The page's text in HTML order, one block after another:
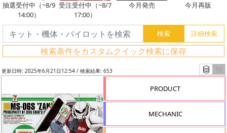
抽選受付中（~8/9
14:00）
受注受付中（~8/7
17:00）
今月発売 今月再販
検索条件をカスタムクイック検索に保存
更新日時: 2025年6月21日12:54 / 検索結果: 653
PRODUCT
MECHANIC